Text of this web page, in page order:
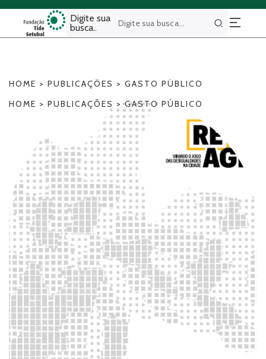
Digite sua
busca..
Buscar
HOME > PUBLICAÇÕES > GASTO PÚBLICO
HOME > PUBLICAÇÕES >GASTO PÚBLICO